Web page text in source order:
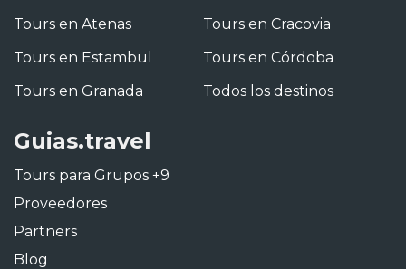
Tours en Atenas
Tours en Estambul
Tours en Granada
Tours en Cracovia
Tours en Córdoba
Todos los destinos
Guias.travel
Tours para Grupos +9
Proveedores
Partners
Blog